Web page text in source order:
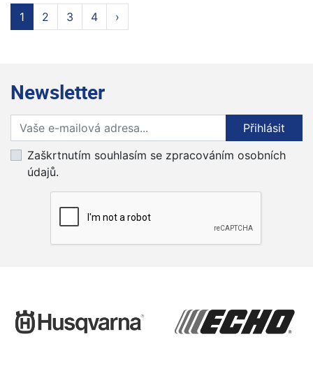
1 2 3 4 ›
Newsletter
Přihlaste se k odběru novinek
Přihlásit
Zaškrtnutím souhlasím se zpracováním osobních
údajů.